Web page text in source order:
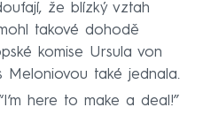
že blízký vztah
takové dohodě
komise Ursula von
také jednala.
here to make a deal!”